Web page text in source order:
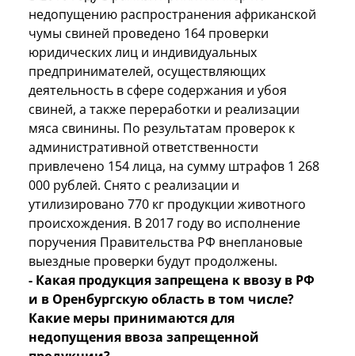
недопущению распространения африканской
чумы свиней проведено 164 проверки
юридических лиц и индивидуальных
предпринимателей, осуществляющих
деятельность в сфере содержания и убоя
свиней, а также переработки и реализации
мяса свинины. По результатам проверок к
административной ответственности
привлечено 154 лица, на сумму штрафов 1 268
000 рублей. Снято с реализации и
утилизировано 770 кг продукции животного
происхождения. В 2017 году во исполнение
поручения Правительства РФ внеплановые
выездные проверки будут продолжены.
- Какая продукция запрещена к ввозу в РФ
и в Оренбургскую область в том числе?
Какие меры принимаются для
недопущения ввоза запрещенной